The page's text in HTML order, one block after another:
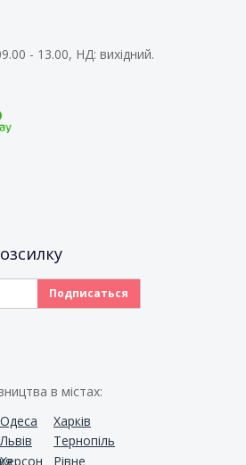
- 13.00, НД: вихідний.
в містах:
Одеса
Харків
Львів
Тернопіль
Херсон Рівне